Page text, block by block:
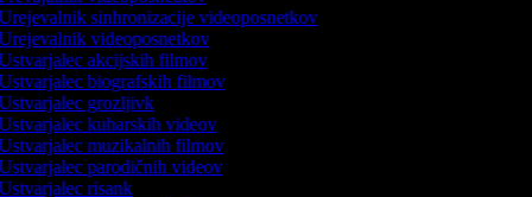
sinhronizacije videoposnetkov
videoposnetkov
akcijskih filmov
biografskih filmov
grozljivk
kuharskih videov
muzikalnih filmov
parodičnih videov
risank